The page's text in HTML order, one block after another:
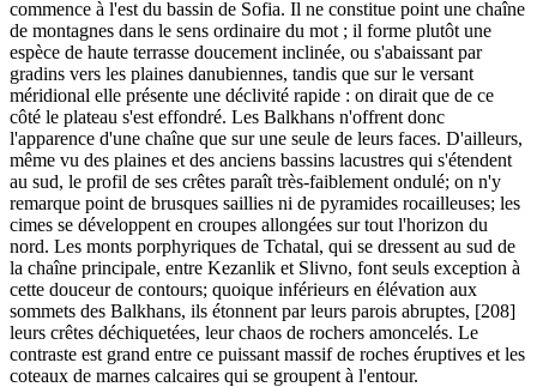
commence à l'est du bassin de Sofia. Il ne constitue point une chaîne
de montagnes dans le sens ordinaire du mot ; il forme plutôt une
espèce de haute terrasse doucement inclinée, ou s'abaissant par
gradins vers les plaines danubiennes, tandis que sur le versant
méridional elle présente une déclivité rapide : on dirait que de ce
côté le plateau s'est effondré. Les Balkhans n'offrent donc
l'apparence d'une chaîne que sur une seule de leurs faces. D'ailleurs,
même vu des plaines et des anciens bassins lacustres qui s'étendent
au sud, le profil de ses crêtes paraît très-faiblement ondulé; on n'y
remarque point de brusques saillies ni de pyramides rocailleuses; les
cimes se développent en croupes allongées sur tout l'horizon du
nord. Les monts porphyriques de Tchatal, qui se dressent au sud de
la chaîne principale, entre Kezanlik et Slivno, font seuls exception à
cette douceur de contours; quoique inférieurs en élévation aux
sommets des Balkhans, ils étonnent par leurs parois abruptes, [208]
leurs crêtes déchiquetées, leur chaos de rochers amoncelés. Le
contraste est grand entre ce puissant massif de roches éruptives et les
coteaux de marnes calcaires qui se groupent à l'entour.